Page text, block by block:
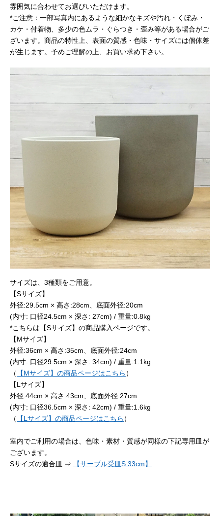
雰囲気に合わせてお選びいただけます。
*ご注意：一部写真内にあるような細かなキズや汚れ・くぼみ・
カケ・付着物、多少の色ムラ・ぐらつき・歪み等がある場合がご
ざいます。商品の特性上、表面の質感・色味・サイズには個体差
が生じます。予めご理解の上、お買い求め下さい。
サイズは、3種類をご用意。
【Sサイズ】
外径:29.5cm × 高さ:28cm、底面外径:20cm
(内寸: 口径24.5cm × 深さ: 27cm) / 重量:0.8kg
*こちらは【Sサイズ】の商品購入ページです。
【Mサイズ】
外径:36cm × 高さ:35cm、底面外径:24cm
(内寸: 口径29.5cm × 深さ: 34cm) / 重量:1.1kg
（
【Mサイズ】の商品ページはこちら ）
【Lサイズ】
外径:44cm × 高さ:43cm、底面外径:27cm
(内寸: 口径36.5cm × 深さ: 42cm) / 重量:1.6kg
（
【Lサイズ】の商品ページはこちら ）
室内でご利用の場合は、色味・素材・質感が同様の下記専用皿が
ございます。
Sサイズの適合皿 ⇒
【サーブル受皿S 33cm】